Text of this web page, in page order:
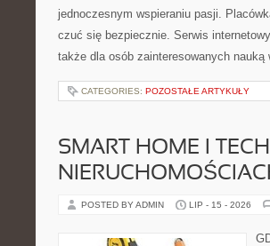
jednoczesnym wspieraniu pasji.
czuć się bezpiecznie. Serwis
także dla osób zainteresowanych
CATEGORIES: POZOSTAŁE ARTYKUŁY
SMART HOME I
POSTED BY ADMIN LIP - 15 - 2026